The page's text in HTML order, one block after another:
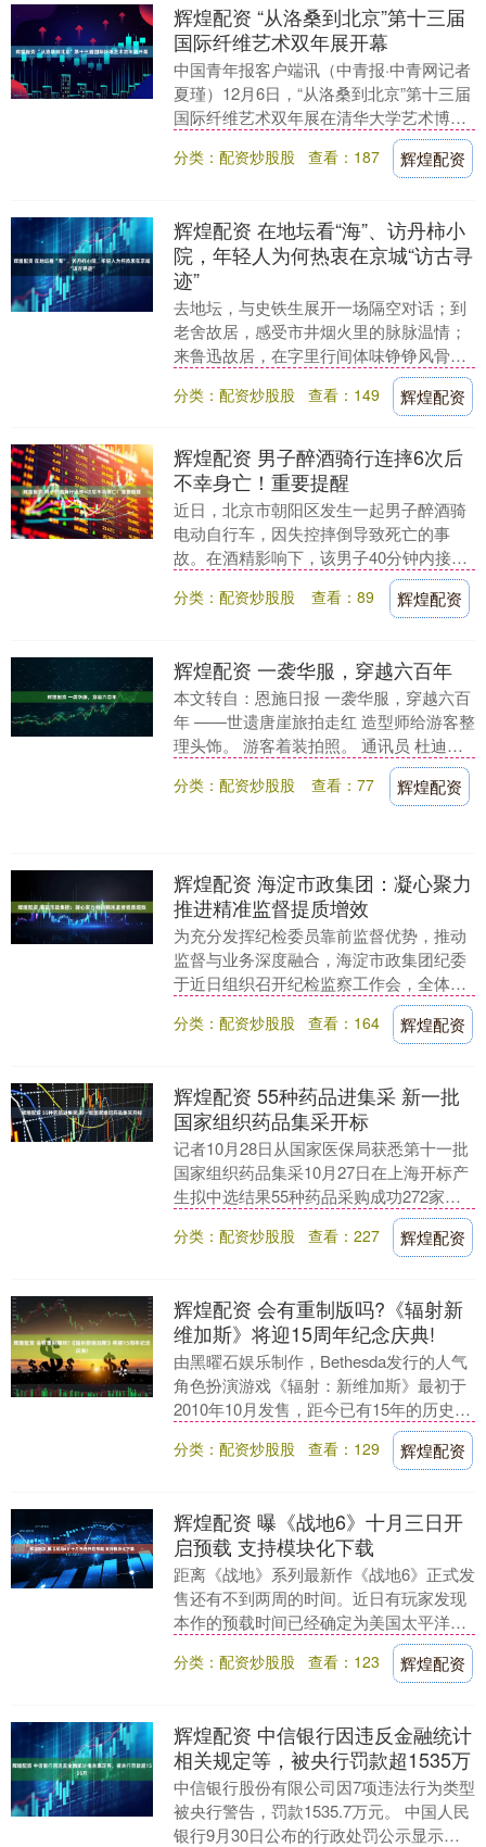
辉煌配资 “从洛桑到北京”第十三届
国际纤维艺术双年展开幕
中国青年报客户端讯（中青报·中青网记者
夏瑾）12月6日，“从洛桑到北京”第十三届
国际纤维艺术双年展在清华大学艺术博物
馆开幕。本届展览以“共象新生”为主题，
汇聚....
分类：配资炒股股 查看：187 辉煌配资
辉煌配资 在地坛看“海”、访丹柿小
院，年轻人为何热衷在京城“访古寻
迹”
去地坛，与史铁生展开一场隔空对话；到
老舍故居，感受市井烟火里的脉脉温情；
来鲁迅故居，在字里行间体味铮铮风骨；
在明十三陵，伴着历史回响，静观斜阳铺
洒在石像生上；走....
分类：配资炒股股 查看：149 辉煌配资
辉煌配资 男子醉酒骑行连摔6次后
不幸身亡！重要提醒
近日，北京市朝阳区发生一起男子醉酒骑
电动自行车，因失控摔倒导致死亡的事
故。在酒精影响下，该男子40分钟内接连
6次摔倒在地，最后一次头部遭受重创，经
抢救无效死亡。....
分类：配资炒股股 查看：89 辉煌配资
辉煌配资 一袭华服，穿越六百年
本文转自：恩施日报 一袭华服，穿越六百
年 ——世遗唐崖旅拍走红 造型师给游客整
理头饰。 游客着装拍照。 通讯员 杜迪纳
吴 洋 “妈妈，我变成土司姑娘啦！”日前....
分类：配资炒股股 查看：77 辉煌配资
辉煌配资 海淀市政集团：凝心聚力
推进精准监督提质增效
为充分发挥纪检委员靠前监督优势，推动
监督与业务深度融合，海淀市政集团纪委
于近日组织召开纪检监察工作会，全体纪
检委员参会，聚焦主责主业，交流分享监
督检查经验，助力....
分类：配资炒股股 查看：164 辉煌配资
辉煌配资 55种药品进集采 新一批
国家组织药品集采开标
记者10月28日从国家医保局获悉第十一批
国家组织药品集采10月27日在上海开标产
生拟中选结果55种药品采购成功272家企
业的453个产品获得拟中选资格新增一批
覆....
分类：配资炒股股 查看：227 辉煌配资
辉煌配资 会有重制版吗?《辐射新
维加斯》将迎15周年纪念庆典!
由黑曜石娱乐制作，Bethesda发行的人气
角色扮演游戏《辐射：新维加斯》最初于
2010年10月发售，距今已有15年的历史。
近日，黑曜石官方在推特发文官宣，将
于....
分类：配资炒股股 查看：129 辉煌配资
辉煌配资 曝《战地6》十月三日开
启预载 支持模块化下载
距离《战地》系列最新作《战地6》正式发
售还有不到两周的时间。近日有玩家发现
本作的预载时间已经确定为美国太平洋时
间 10 月 3 日星期五上午 8 点/美国东部
时....
分类：配资炒股股 查看：123 辉煌配资
辉煌配资 中信银行因违反金融统计
相关规定等，被央行罚款超1535万
中信银行股份有限公司因7项违法行为类型
被央行警告，罚款1535.7万元。 中国人民
银行9月30日公布的行政处罚公示显示，